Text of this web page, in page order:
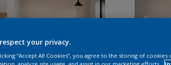
your privacy.
“Accept All Cookies”, you agree to the storing of